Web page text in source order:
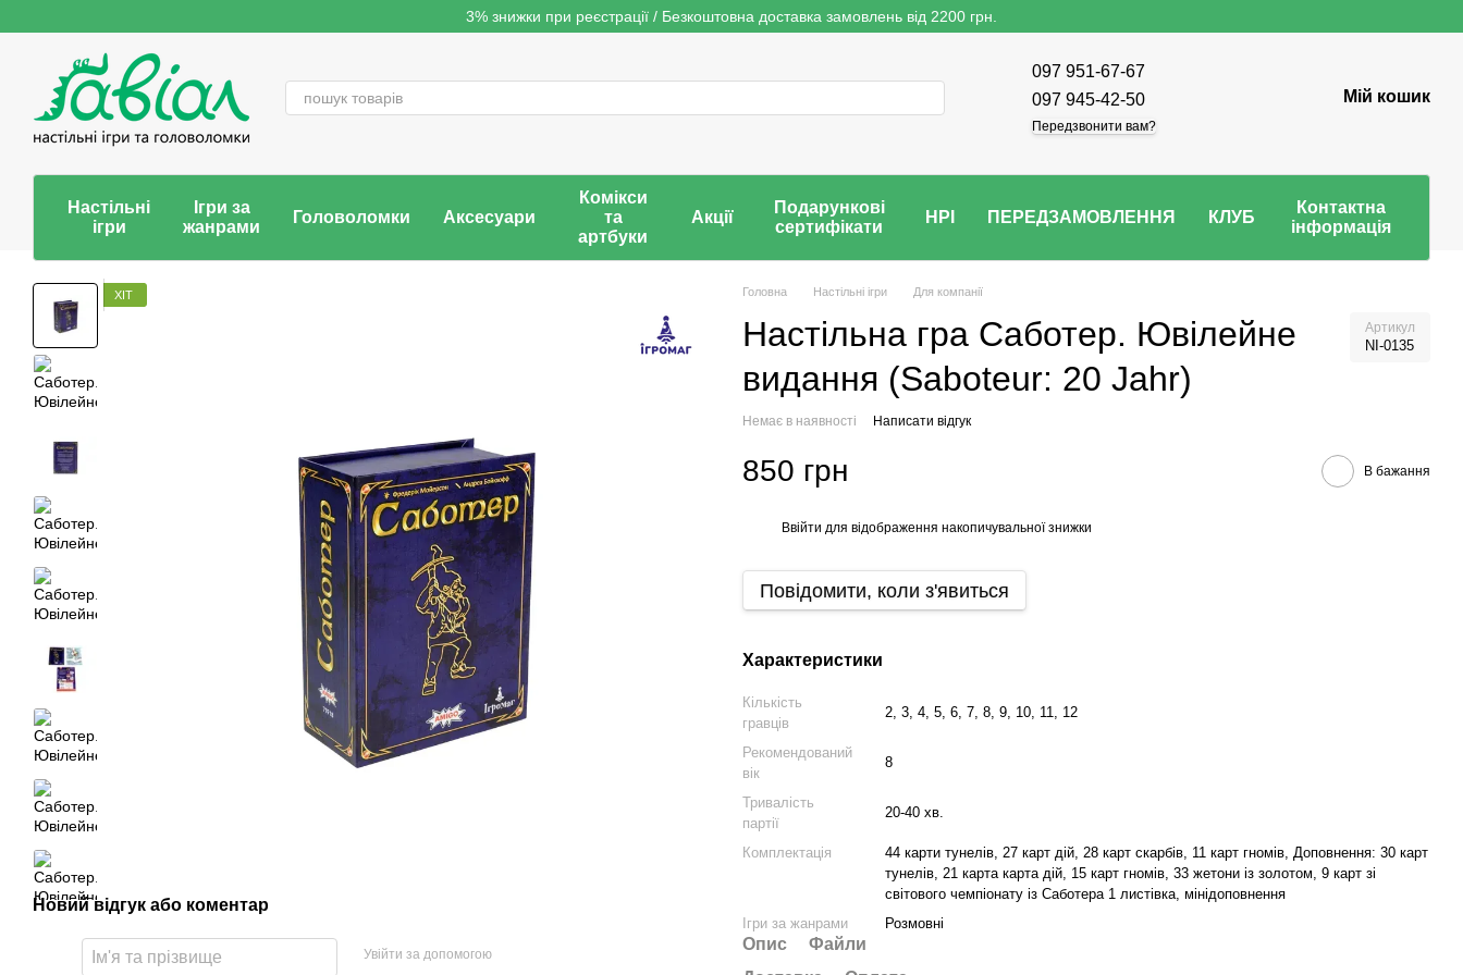
3% знижки при реєстрації / Безкоштовна доставка замовлень від 2200 грн.
097 951-67-67
097 945-42-50
Передзвонити вам?
Мій кошик
Настільні
ігри
Ігри за
жанрами
Головоломки Аксесуари
Комікси
та
артбуки
Акції
Подарункові
сертифікати
НРІ ПЕРЕДЗАМОВЛЕННЯ КЛУБ
Контактна
інформація
ХІТ
Новий відгук або коментар
Увійти за допомогою
Головна Настільні ігри Для компанії
Настільна гра Саботер. Ювілейне
видання (Saboteur: 20 Jahr)
Артикул
NI-0135
Немає в наявності Написати відгук
850 грн В бажання
Ввійти для відображення накопичувальної знижки
Повідомити, коли з'явиться
Характеристики
Кількість
гравців
2, 3, 4, 5, 6, 7, 8, 9, 10, 11, 12
Рекомендований
вік
8
Тривалість
партії
20-40 хв.
Комплектація
44 карти тунелів, 27 карт дій, 28 карт скарбів, 11 карт гномів, Доповнення: 30 карт
тунелів, 21 карта карта дій, 15 карт гномів, 33 жетони із золотом, 9 карт зі
світового чемпіонату із Саботера 1 листівка, мінідоповнення
Ігри за жанрами
Розмовні
Опис
Файли